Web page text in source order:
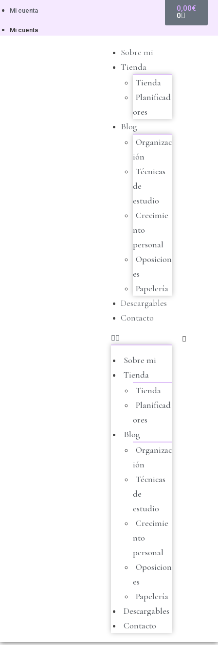
Mi cuenta
Mi cuenta
0,00€
0
Sobre mi
Tienda
Tienda
Planificad
ores
Blog
Organizac
ión
Técnicas
de
estudio
Crecimie
nto
personal
Oposicion
es
Papelería
Descargables
Contacto
Sobre mi
Tienda
Tienda
Planificad
ores
Blog
Organizac
ión
Técnicas
de
estudio
Crecimie
nto
personal
Oposicion
es
Papelería
Descargables
Contacto